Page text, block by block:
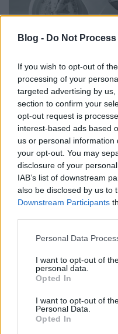
Blog - Do Not
If you wish to opt-out of
processing of your
targeted advertising by
section to confirm your
opt-out request is
interest-based ads based
us or personal
your opt-out. You may
disclosure of your
IAB’s list of downstream
also be disclosed by us to
Downstream Participants
Please note that this
not limited to your visit or
grant or deny consent to
use your data for below
consent section.
Personal Data
I want to opt-out of
personal data.
Opted In
I want to opt-out of
Personal Data.
Opted In
Az egyik legismertebb
Autodesk Fusion 360-
generatív
ára volt, az évi 8 ezer
gyártócégek
A vállalat a napokban
mostantól vagy havi
korlátlanul
minden bizonnyal
kör. (Az előfizetéses
speciális
Több ipari kliensük
Egyikük a